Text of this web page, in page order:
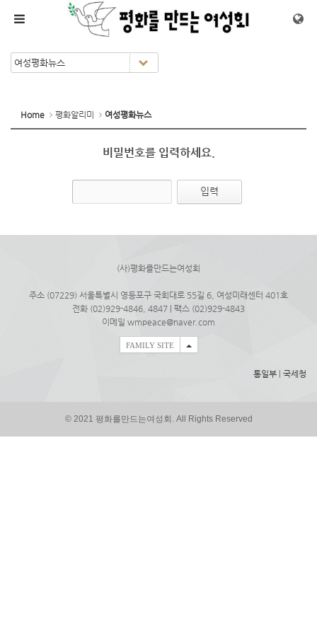
Home 평화알리미 여성평화뉴스
비밀번호를 입력하세요.
(사)평화를만드는여성회
주소 (07229) 서울특별시 영등포구 국회대로 55길 6, 여성미래센터 401호
전화 (02)929-4846, 4847 | 팩스 (02)929-4843
이메일 wmpeace@naver.com
FAMILY SITE
통일부 국세청
© 2021 평화를만드는여성회. All Rights Reserved